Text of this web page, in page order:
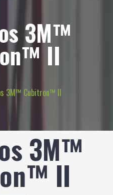
3M™
II
3M™ Cubitron™ II
3M™
II